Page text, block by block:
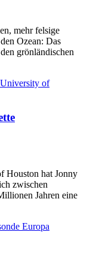
mehr felsige
Ozean: Das
grönländischen
Houston hat Jonny
zwischen
Jahren eine